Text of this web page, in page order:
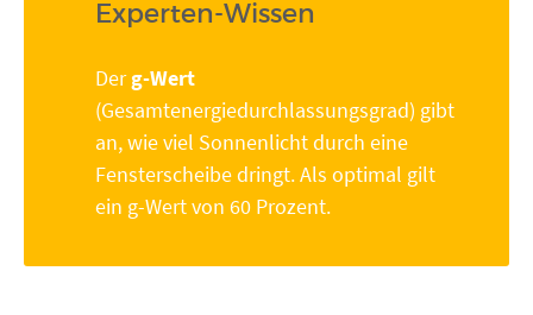
Experten-Wissen
Derg-Wert
(Gesamtenergiedurchlassungsgrad) gibt
an, wie viel Sonnenlicht durch eine
Fensterscheibe dringt. Als optimal gilt
ein g-Wert von 60 Prozent.